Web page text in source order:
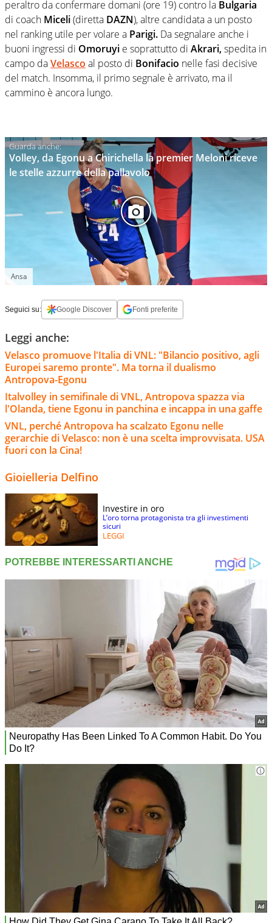
peraltro da confermare domani (ore 19) contro la Bulgaria
di coach Miceli(diretta DAZN), altre candidata a un posto
nel ranking utile per volare a Parigi. Da segnalare anche i
buoni ingressi di Omoruyi e soprattutto di Akrari,spedita in
campo daVelasco al posto di Bonifacio nelle fasi decisive
del match. Insomma, il primo segnale è arrivato, ma il
cammino è ancora lungo.
Volley, da Egonu a Chirichella la premier Meloni riceve
le stelle azzurre della pallavolo
Ansa
Seguici su: Google Discover Fonti preferite
Leggi anche:
Velasco promuove l'Italia di VNL: "Bilancio positivo, agli
Europei saremo pronte". Ma torna il dualismo
Antropova-Egonu
Italvolley in semifinale di VNL, Antropova spazza via
l'Olanda, tiene Egonu in panchina e incappa in una gaffe
VNL, perché Antropova ha scalzato Egonu nelle
gerarchie di Velasco: non è una scelta improvvisata. USA
fuori con la Cina!
Gioielleria Delfino
Investire in oro
L’oro torna protagonista tra gli investimenti
sicuri
LEGGI